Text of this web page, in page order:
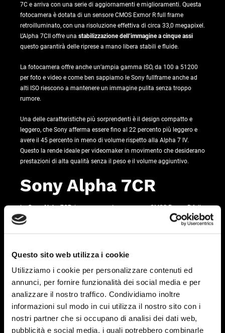
Questo sito web utilizza i cookie
Utilizziamo i cookie per personalizzare contenuti ed
annunci, per fornire funzionalità dei social media e per
analizzare il nostro traffico. Condividiamo inoltre
informazioni sul modo in cui utilizza il nostro sito con i
nostri partner che si occupano di analisi dei dati web,
pubblicità e social media, i quali potrebbero combinarle
7C e arriva con una serie di aggiornamenti e miglioramenti. Questa
fotocamera è dotata di un sensore CMOS Exmor R full frame
retroilluminato, con una risoluzione effettiva di circa 33,0 megapixel.
L’Alpha 7CII offre una stabilizzazione dell’immagine a cinque assi
questo garantirà delle riprese a mano libera stabili e fluide.
La fotocamera offre anche un’ampia gamma ISO, da 100 a 51200
per foto e video e come ben sappiamo le Sony fullframe anche ad
alti ISO riescono a mantenere un immagine pulita senza troppo
rumore.
Una delle caratteristiche più sorprendenti è il design compatto e
leggero, che Sony afferma essere fino al 22 percento più leggero e
avere il 45 percento in meno di volume rispetto alla Alpha 7 IV.
Questo la rende ideale per videomaker in movimento che desiderano
prestazioni di alta qualità senza il peso e il volume aggiuntivo.
Sony Alpha 7CR
LaSony Alpha 7CR, invece, presenta un sensore CMOS Exmor R full
frame retroilluminato con una risoluzione eccezionale di 61,0
. Anche questa fotocamera è alimentata dal potente
correggere anche lievi sfocature a livello di un singolo pixel. Inoltre,
rispetto alla Alpha 7R V, la Alpha 7CR è più leggera del 29 percento e
ha un volume ridotto del 53 percento .
Obiettivo Sony FE